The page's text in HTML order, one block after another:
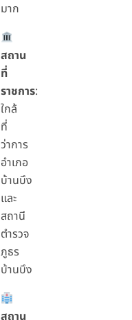
มาก
สถาน
ที่
ราชการ:
ใกล้
ที่
ว่าการ
อำเภอ
บ้านบึง
และ
สถานี
ตำรวจ
ภูธร
บ้านบึง
สถาน